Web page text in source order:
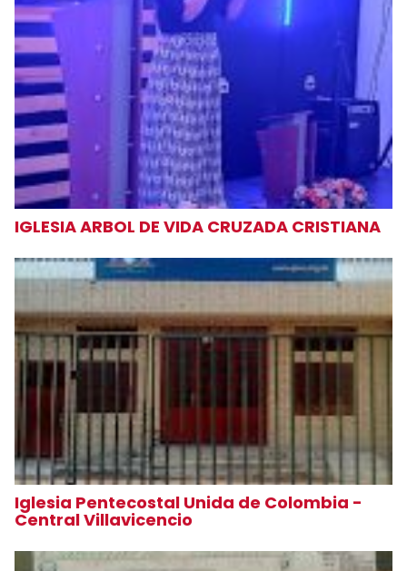
IGLESIA ARBOL DE VIDA CRUZADA CRISTIANA
Iglesia Pentecostal Unida de Colombia -
Central Villavicencio